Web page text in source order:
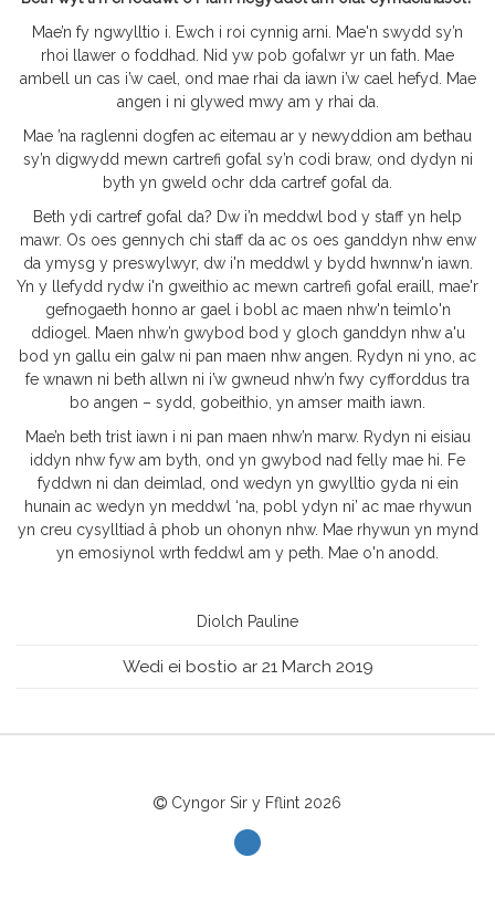
Mae’n fy ngwylltio i. Ewch i roi cynnig arni. Mae'n swydd sy’n
rhoi llawer o foddhad. Nid yw pob gofalwr yr un fath. Mae
ambell un cas i’w cael, ond mae rhai da iawn i’w cael hefyd. Mae
angen i ni glywed mwy am y rhai da.
Mae ’na raglenni dogfen ac eitemau ar y newyddion am bethau
sy’n digwydd mewn cartrefi gofal sy’n codi braw, ond dydyn ni
byth yn gweld ochr dda cartref gofal da.
Beth ydi cartref gofal da? Dw i’n meddwl bod y staff yn help
mawr. Os oes gennych chi staff da ac os oes ganddyn nhw enw
da ymysg y preswylwyr, dw i'n meddwl y bydd hwnnw'n iawn.
Yn y llefydd rydw i'n gweithio ac mewn cartrefi gofal eraill, mae'r
gefnogaeth honno ar gael i bobl ac maen nhw'n teimlo'n
ddiogel. Maen nhw’n gwybod bod y gloch ganddyn nhw a'u
bod yn gallu ein galw ni pan maen nhw angen. Rydyn ni yno, ac
fe wnawn ni beth allwn ni i’w gwneud nhw’n fwy cyfforddus tra
bo angen – sydd, gobeithio, yn amser maith iawn.
Mae’n beth trist iawn i ni pan maen nhw’n marw. Rydyn ni eisiau
iddyn nhw fyw am byth, ond yn gwybod nad felly mae hi. Fe
fyddwn ni dan deimlad, ond wedyn yn gwylltio gyda ni ein
hunain ac wedyn yn meddwl ‘na, pobl ydyn ni’ ac mae rhywun
yn creu cysylltiad â phob un ohonyn nhw. Mae rhywun yn mynd
yn emosiynol wrth feddwl am y peth. Mae o'n anodd.
Diolch Pauline
Wedi ei bostio ar 21 March 2019
Cyngor Sir y Fflint 2026